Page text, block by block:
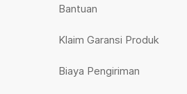
Bantuan
Klaim Garansi Produk
Biaya Pengiriman